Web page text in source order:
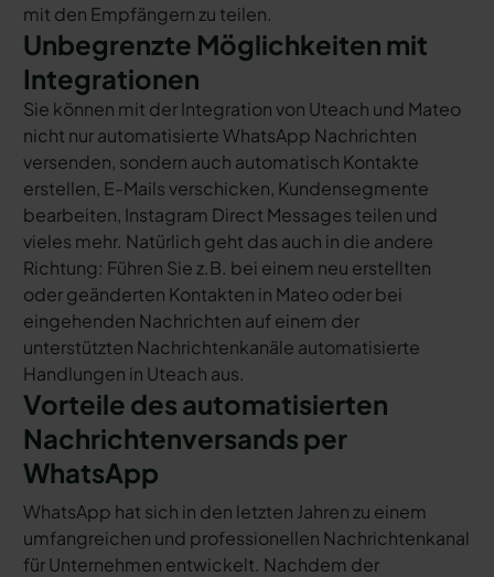
mit den Empfängern zu teilen.
Unbegrenzte Möglichkeiten mit
Integrationen
Sie können mit der Integration von Uteach und Mateo
nicht nur automatisierte WhatsApp Nachrichten
versenden, sondern auch automatisch Kontakte
erstellen, E-Mails verschicken, Kundensegmente
bearbeiten, Instagram Direct Messages teilen und
vieles mehr. Natürlich geht das auch in die andere
Richtung: Führen Sie z.B. bei einem neu erstellten
oder geänderten Kontakten in Mateo oder bei
eingehenden Nachrichten auf einem der
unterstützten Nachrichtenkanäle automatisierte
Handlungen in Uteach aus.
Vorteile des automatisierten
Nachrichtenversands per
WhatsApp
WhatsApp hat sich in den letzten Jahren zu einem
umfangreichen und professionellen Nachrichtenkanal
für Unternehmen entwickelt. Nachdem der